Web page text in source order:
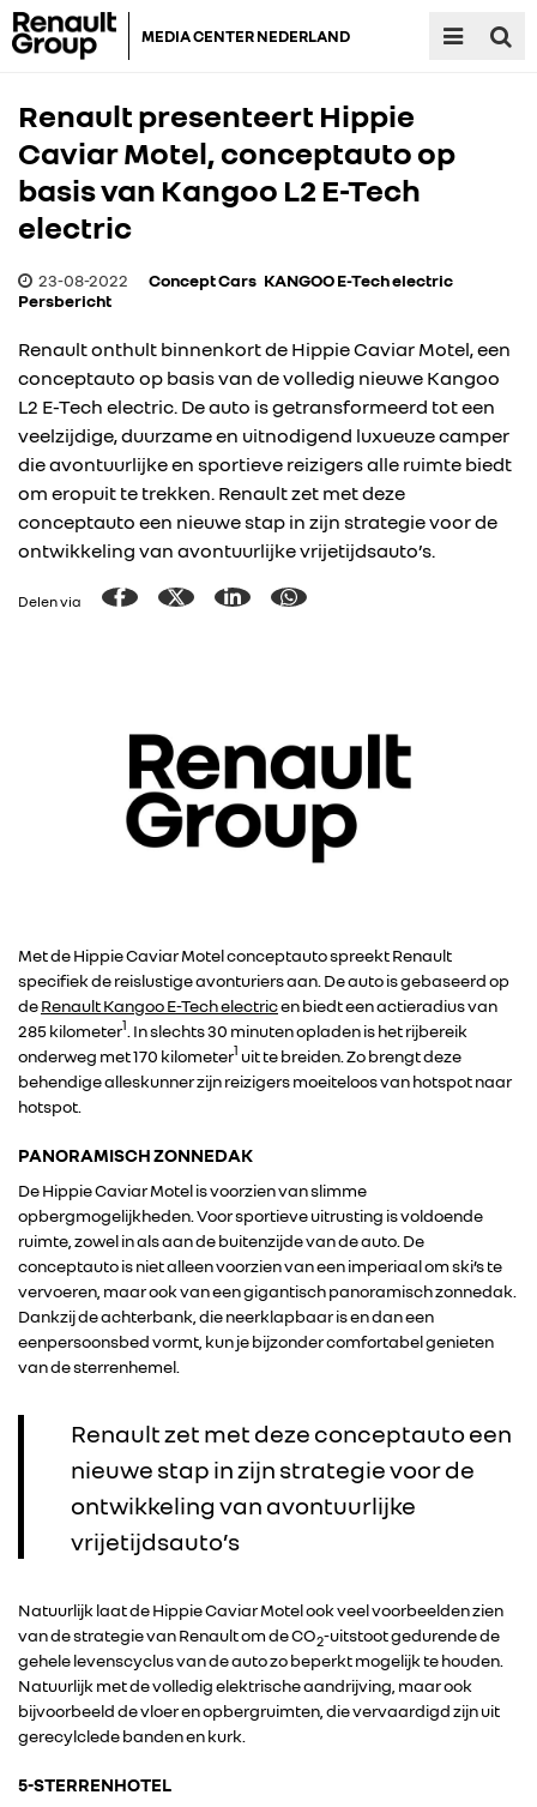
MEDIA CENTER NEDERLAND
RENAULT GROUP
Renault presenteert Hippie
Caviar Motel, conceptauto op
basis van Kangoo L2 E-Tech
electric
23-08-2022 Concept Cars KANGOO E-Tech electric
Persbericht
Renault onthult binnenkort de Hippie Caviar Motel, een
conceptauto op basis van de volledig nieuwe Kangoo
L2 E-Tech electric. De auto is getransformeerd tot een
veelzijdige, duurzame en uitnodigend luxueuze camper
die avontuurlijke en sportieve reizigers alle ruimte biedt
om eropuit te trekken. Renault zet met deze
conceptauto een nieuwe stap in zijn strategie voor de
ontwikkeling van avontuurlijke vrijetijdsauto’s.
Delen via
Met de Hippie Caviar Motel conceptauto spreekt Renault
specifiek de reislustige avonturiers aan. De auto is gebaseerd op
deRenault Kangoo E-Tech electricen biedt een actieradius van
285 kilometer1 . In slechts 30 minuten opladen is het rijbereik
onderweg met 170 kilometer1 uit te breiden. Zo brengt deze
behendige alleskunner zijn reizigers moeiteloos van hotspot naar
hotspot.
PANORAMISCH ZONNEDAK
De Hippie Caviar Motel is voorzien van slimme
opbergmogelijkheden. Voor sportieve uitrusting is voldoende
ruimte, zowel in als aan de buitenzijde van de auto. De
conceptauto is niet alleen voorzien van een imperiaal om ski’s te
vervoeren, maar ook van een gigantisch panoramisch zonnedak.
Dankzij de achterbank, die neerklapbaar is en dan een
eenpersoonsbed vormt, kun je bijzonder comfortabel genieten
van de sterrenhemel.
Renault zet met deze conceptauto een
nieuwe stap in zijn strategie voor de
ontwikkeling van avontuurlijke
vrijetijdsauto’s
Natuurlijk laat de Hippie Caviar Motel ook veel voorbeelden zien
van de strategie van Renault om de CO2-uitstoot gedurende de
gehele levenscyclus van de auto zo beperkt mogelijk te houden.
Natuurlijk met de volledig elektrische aandrijving, maar ook
bijvoorbeeld de vloer en opbergruimten, die vervaardigd zijn uit
gerecylclede banden en kurk.
5-STERRENHOTEL